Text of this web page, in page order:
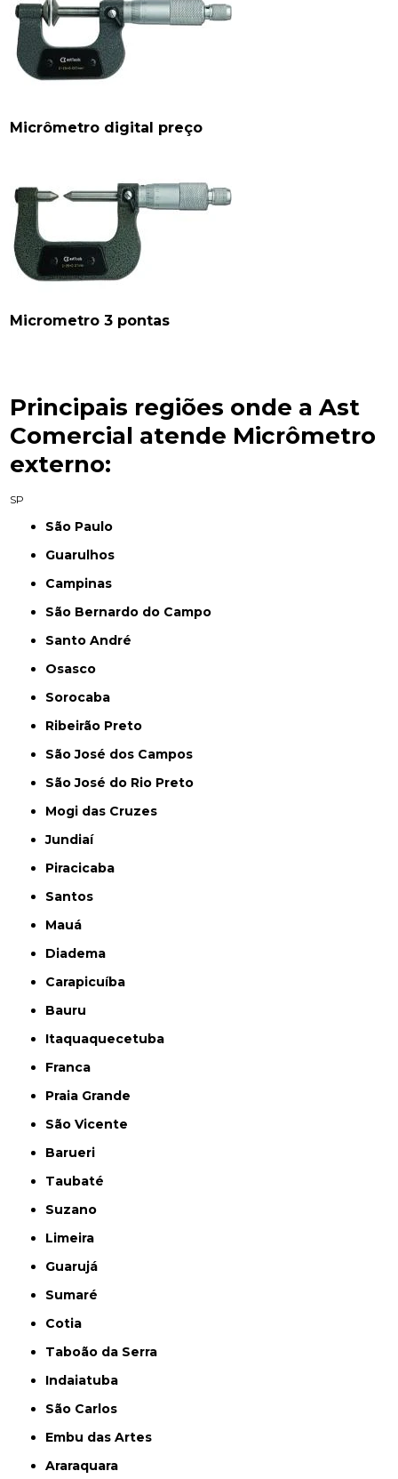
Micrômetro digital preço
Micrometro 3 pontas
Principais regiões onde a Ast
Comercial atende Micrômetro
externo:
SP
São Paulo
Guarulhos
Campinas
São Bernardo do Campo
Santo André
Osasco
Sorocaba
Ribeirão Preto
São José dos Campos
São José do Rio Preto
Mogi das Cruzes
Jundiaí
Piracicaba
Santos
Mauá
Diadema
Carapicuíba
Bauru
Itaquaquecetuba
Franca
Praia Grande
São Vicente
Barueri
Taubaté
Suzano
Limeira
Guarujá
Sumaré
Cotia
Taboão da Serra
Indaiatuba
São Carlos
Embu das Artes
Araraquara